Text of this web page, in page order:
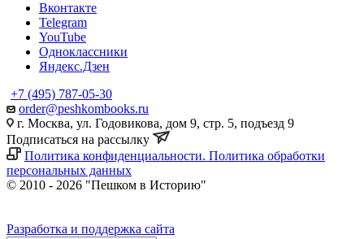
Вконтакте
Telegram
YouTube
Одноклассники
Яндекс.Дзен
+7 (495) 787-05-30
order@peshkombooks.ru
г. Москва, ул. Годовикова, дом 9, стр. 5, подъезд 9
Подписаться на рассылку
Политика конфиденциальности. Политика обработки
персональных данных
© 2010 - 2026 "Пешком в Историю"
Разработка и поддержка сайта